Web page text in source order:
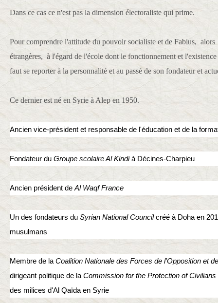
Dans ce cas ce n'est pas la dimension électoraliste qui prime.
Pour comprendre l'attitude du pouvoir socialiste et de Fabius,
étrangères, à l'égard de l'école dont le fonctionnement et
faut se reporter à la personnalité et au passé de son fondateur et
Ce dernier est né en Syrie à Alep en 1950.
Ancien vice-président et responsable de l'éducation et de la
Fondateur du Groupe scolaire Al Kindi à Décines-Charpieu
Ancien président de Al Waqf France
Un des fondateurs du Syrian National Council créé à Doha en
musulmans
Membre de la Coalition Nationale des Forces de l'Opposition et
dirigeant politique de la Commission for the Protection of Civilians
des milices d'Al Qaïda en Syrie